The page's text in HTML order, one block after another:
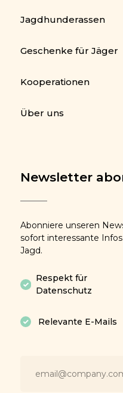
Jagdhunderassen
Geschenke für Jäger
Kooperationen
Über uns
Newsletter
Abonniere unseren
sofort interessante
Jagd.
Respekt für
Datenschutz
Relevante E-Mails